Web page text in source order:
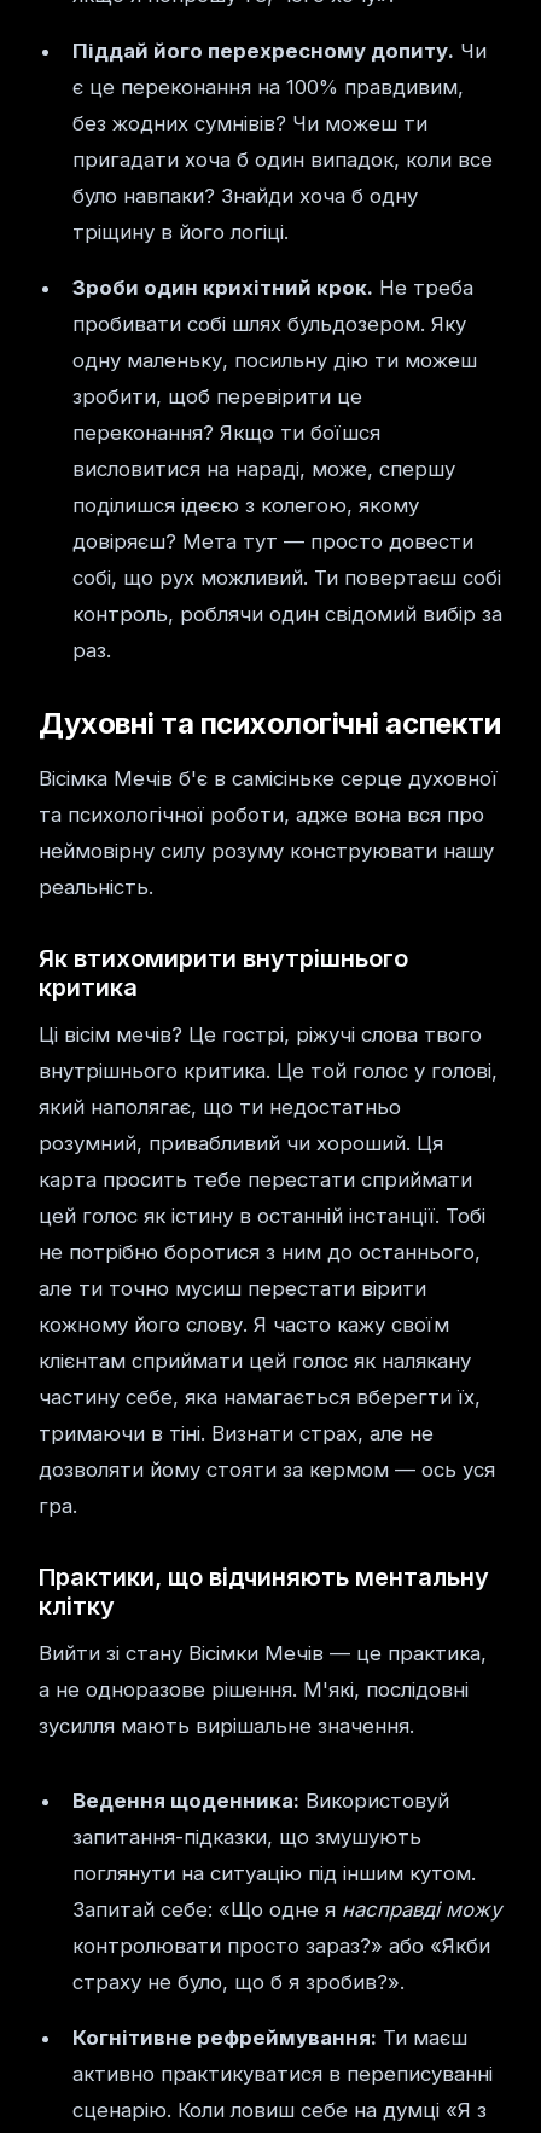
Піддай його перехресному допиту. Чи
є це переконання на 100% правдивим,
без жодних сумнівів? Чи можеш ти
пригадати хоча б один випадок, коли все
було навпаки? Знайди хоча б одну
тріщину в його логіці.
Зроби один крихітний крок. Не треба
пробивати собі шлях бульдозером. Яку
одну маленьку, посильну дію ти можеш
зробити, щоб перевірити це
переконання? Якщо ти боїшся
висловитися на нараді, може, спершу
поділишся ідеєю з колегою, якому
довіряєш? Мета тут — просто довести
собі, що рух можливий. Ти повертаєш собі
контроль, роблячи один свідомий вибір за
раз.
Духовні та психологічні аспекти
Вісімка Мечів б'є в самісіньке серце духовної
та психологічної роботи, адже вона вся про
неймовірну силу розуму конструювати нашу
реальність.
Як втихомирити внутрішнього
критика
Ці вісім мечів? Це гострі, ріжучі слова твого
внутрішнього критика. Це той голос у голові,
який наполягає, що ти недостатньо
розумний, привабливий чи хороший. Ця
карта просить тебе перестати сприймати
цей голос як істину в останній інстанції. Тобі
не потрібно боротися з ним до останнього,
але ти точно мусиш перестати вірити
кожному його слову. Я часто кажу своїм
клієнтам сприймати цей голос як налякану
частину себе, яка намагається вберегти їх,
тримаючи в тіні. Визнати страх, але не
дозволяти йому стояти за кермом — ось уся
гра.
Практики, що відчиняють ментальну
клітку
Вийти зі стану Вісімки Мечів — це практика,
а не одноразове рішення. М'які, послідовні
зусилля мають вирішальне значення.
Ведення щоденника: Використовуй
запитання-підказки, що змушують
поглянути на ситуацію під іншим кутом.
Запитай себе: «Що одне я насправді можу
контролювати просто зараз?» або «Якби
страху не було, що б я зробив?».
Когнітивне рефреймування: Ти маєш
активно практикуватися в переписуванні
сценарію. Коли ловиш себе на думці «Я з